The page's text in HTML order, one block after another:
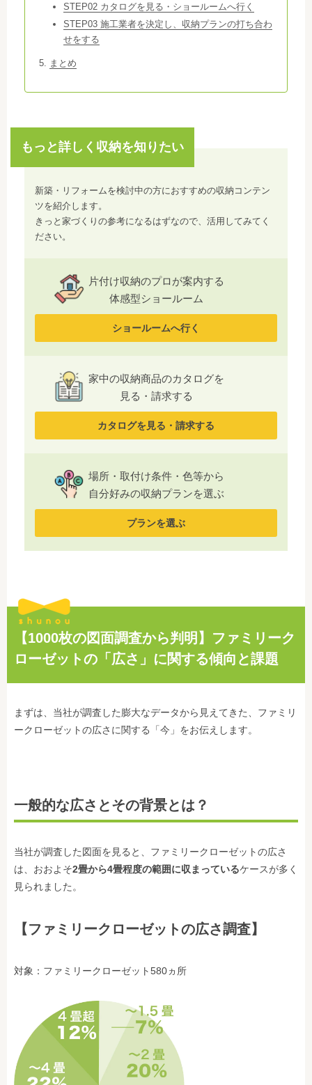
STEP02 カタログを見る・ショールームへ行く
STEP03 施工業者を決定し、収納プランの打ち合わ
せをする
まとめ
もっと詳しく収納を知りたい
新築・リフォームを検討中の方におすすめの収納コンテン
ツを紹介します。
きっと家づくりの参考になるはずなので、活用してみてく
ださい。
片付け収納のプロが案内する
体感型ショールーム
ショールームへ行く
家中の収納商品のカタログを
見る・請求する
カタログを見る・請求する
場所・取付け条件・色等から
自分好みの収納プランを選ぶ
プランを選ぶ
【1000枚の図面調査から判明】ファミリーク
ローゼットの「広さ」に関する傾向と課題
まずは、当社が調査した膨大なデータから見えてきた、ファミリ
ークローゼットの広さに関する「今」をお伝えします。
一般的な広さとその背景とは？
当社が調査した図面を見ると、ファミリークローゼットの広さ
は、おおよそ2畳から4畳程度の範囲に収まっているケースが多く
見られました。
【ファミリークローゼットの広さ調査】
対象：ファミリークローゼット580ヵ所